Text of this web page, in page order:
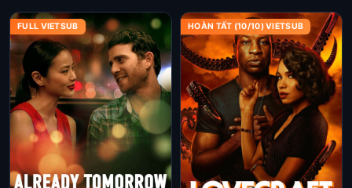
FULL VIETSUB HOÀN TẤT (10/10) VIETSUB